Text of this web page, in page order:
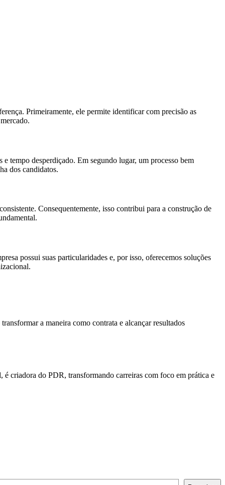
Primeiramente, ele permite identificar com precisão as
tempo desperdiçado. Em segundo lugar, um processo bem
dos candidatos.
Consequentemente, isso contribui para a construção de
possui suas particularidades e, por isso, oferecemos soluções
a maneira como contrata e alcançar resultados
é criadora do PDR, transformando carreiras com foco em prática e